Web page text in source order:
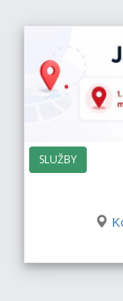
SLUŽBY